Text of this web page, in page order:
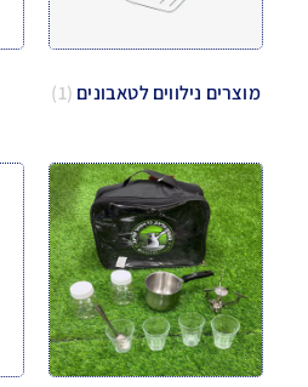
מוצרים נילווים לטאבונים (1)